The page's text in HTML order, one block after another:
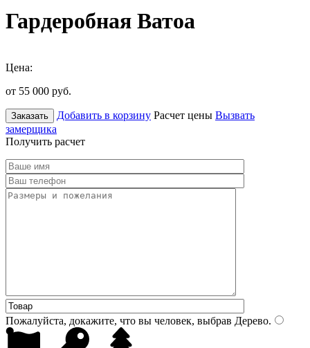
Гардеробная Ватоа
Цена:
от 55 000 руб.
Заказать Добавить в корзину Расчет цены Вызвать
замерщика
Получить расчет
Пожалуйста, докажите, что вы человек, выбрав Дерево.